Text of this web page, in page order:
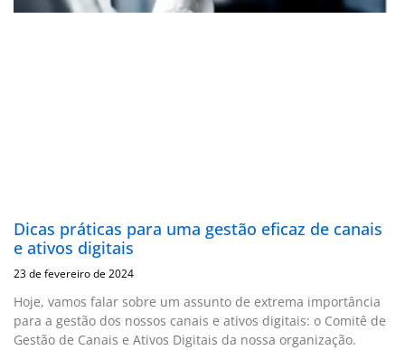
Dicas práticas para uma gestão eficaz de canais
e ativos digitais
23 de fevereiro de 2024
Hoje, vamos falar sobre um assunto de extrema importância
para a gestão dos nossos canais e ativos digitais: o Comitê de
Gestão de Canais e Ativos Digitais da nossa organização.